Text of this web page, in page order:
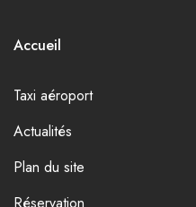
Accueil
Taxi aéroport
Actualités
Plan du site